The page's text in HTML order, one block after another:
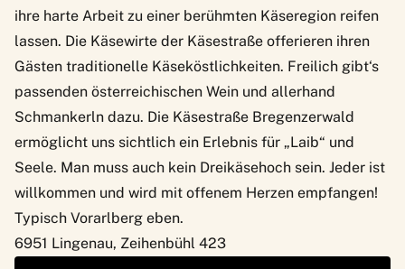
ihre harte Arbeit zu einer berühmten Käseregion reifen
lassen. Die Käsewirte der Käsestraße offerieren ihren
Gästen traditionelle Käseköstlichkeiten. Freilich gibt‘s
passenden österreichischen Wein und allerhand
Schmankerln dazu. Die Käsestraße Bregenzerwald
ermöglicht uns sichtlich ein Erlebnis für „Laib“ und
Seele. Man muss auch kein Dreikäsehoch sein. Jeder ist
willkommen und wird mit offenem Herzen empfangen!
Typisch Vorarlberg eben.
6951 Lingenau, Zeihenbühl 423